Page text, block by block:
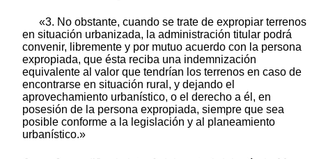
«3. No obstante, cuando se trate de expropiar terrenos
en situación urbanizada, la administración titular podrá
convenir, libremente y por mutuo acuerdo con la persona
expropiada, que ésta reciba una indemnización
equivalente al valor que tendrían los terrenos en caso de
encontrarse en situación rural, y dejando el
aprovechamiento urbanístico, o el derecho a él, en
posesión de la persona expropiada, siempre que sea
posible conforme a la legislación y al planeamiento
urbanístico.»